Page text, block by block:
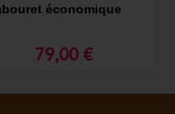
économique
79,00 €